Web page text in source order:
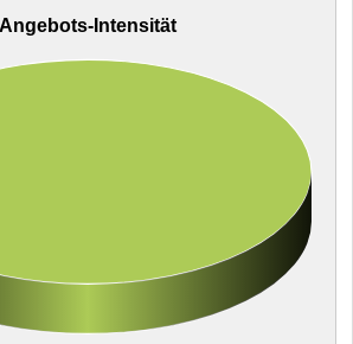
Angebots-Intensität